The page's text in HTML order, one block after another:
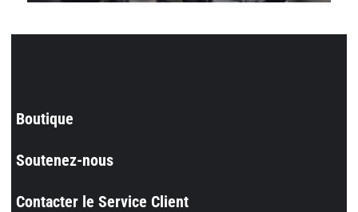
Boutique
Soutenez-nous
Contacter le Service Client